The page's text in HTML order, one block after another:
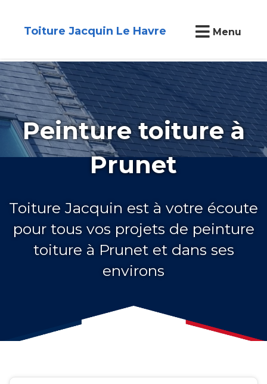
Toiture Jacquin Le Havre Menu
Peinture toiture à
Prunet
Toiture Jacquin est à votre écoute
pour tous vos projets de peinture
toiture à Prunet et dans ses
environs